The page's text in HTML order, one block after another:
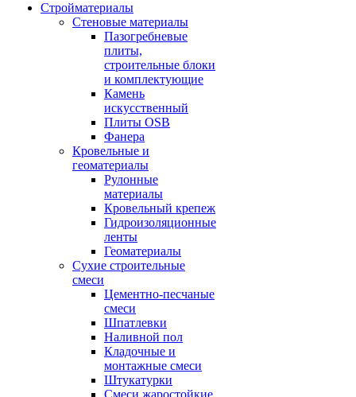
Стройматериалы
Стеновые материалы
Пазогребневые
плиты,
строительные блоки
и комплектующие
Камень
искусственный
Плиты OSB
Фанера
Кровельные и
геоматериалы
Рулонные
материалы
Кровельный крепеж
Гидроизоляционные
ленты
Геоматериалы
Сухие строительные
смеси
Цементно-песчаные
смеси
Шпатлевки
Наливной пол
Кладочные и
монтажные смеси
Штукатурки
Смеси жаростойкие